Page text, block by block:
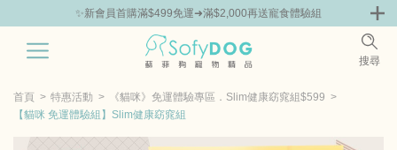
✨新會員首購滿$499免運➜滿$2,000再送寵食體驗組
搜尋
零食專區 飼料 | 凍乾優惠組 主食罐 | 餐包優惠 團購優惠
首頁 特惠活動
《貓咪》免運體驗專區．Slim健康窈窕組$599
【貓咪 免運體驗組】Slim健康窈窕組